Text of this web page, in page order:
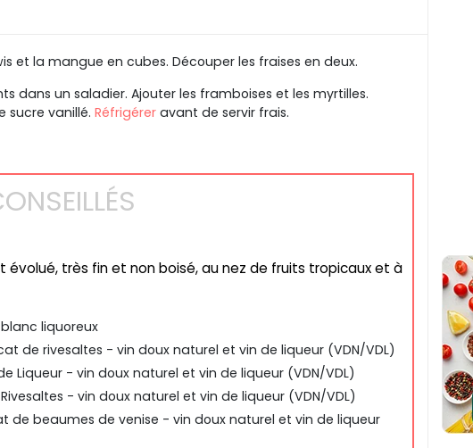
et la mangue en cubes. Découper les fraises en deux.
dans un saladier. Ajouter les framboises et les myrtilles.
sucre vanillé. Réfrigérer avant de servir frais.
évolué, très fin et non boisé, au nez de fruits tropicaux et à
liquoreux
de rivesaltes - vin doux naturel et vin de liqueur (VDN/VDL)
Liqueur - vin doux naturel et vin de liqueur (VDN/VDL)
Rivesaltes - vin doux naturel et vin de liqueur (VDN/VDL)
de beaumes de venise - vin doux naturel et vin de liqueur